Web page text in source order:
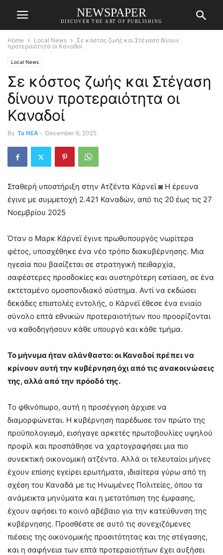
NEWSPAPER
DISCOVER THE ART OF PUBLISHING
Home Local News
Σε κόστος ζωής και Στέγαση δίνουν
προτεραιότητα οι Καναδοί
Local News
Σε κόστος ζωής και Στέγαση
δίνουν προτεραιότητα οι
Καναδοί
By Ta NEA - December 6, 2025
Σταθερή υποστήριξη στην Ατζέντα Κάρνεϊ ◙ Η έρευνα
έγινε με συμμετοχή 2.421 Καναδών, από τις 20 έως τις 27
Νοεμβρίου 2025
Όταν ο Μαρκ Κάρνεϊ έγινε πρωθυπουργός νωρίτερα
φέτος, υποσχέθηκε ένα νέο τρόπο διακυβέρνησης. Μια
ηγεσία που βασίζεται σε στρατηγική πειθαρχία,
σαφέστερες προσδοκίες και αυστηρότερη εστίαση, σε ένα
εκτεταμένο ομοσπονδιακό σύστημα. Αντί να εκδώσει
δεκάδες επιστολές εντολής, ο Κάρνεϊ έθεσε ένα ενιαίο
σύνολο επτά εθνικών προτεραιοτήτων που προορίζονται
να καθοδηγήσουν κάθε υπουργό και κάθε τμήμα.
Το μήνυμα ήταν αλάνθαστο: οι Καναδοί πρέπει να
κρίνουν αυτή την κυβέρνηση όχι από τις ανακοινώσεις
της, αλλά από την πρόοδό της.
Το φθινόπωρο, αυτή η προσέγγιση άρχισε να
διαμορφώνεται. Η κυβέρνηση παρέδωσε τον πρώτο της
προϋπολογισμό, εισήγαγε αρκετές πρωτοβουλίες υψηλού
προφίλ και προσπάθησε να χαρτογραφήσει μια πιο
συνεκτική οικονομική ατζέντα. Αλλά οι τελευταίοι μήνες
έχουν επίσης εγείρει ερωτήματα, ιδιαίτερα γύρω από τη
σχέση του Καναδά με τις Ηνωμένες Πολιτείες, όπου τα
ανάμεικτα μηνύματα και η μετατόπιση της έμφασης,
έχουν αφήσει το κοινό αβέβαιο για την κατεύθυνση της
κυβέρνησης. Προσθέστε σε αυτό τις συνεχιζόμενες
πιέσεις της οικονομικής προσιτότητας και της στέγασης,
και η σαφήνεια των επτά προτεραιοτήτων έχει αυξήσει